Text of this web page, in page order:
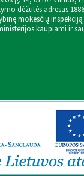
dėžutės adresas
mokesčių
kaupiami ir